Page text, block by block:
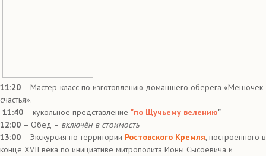
11:20 – Мастер-класс по изготовлению домашнего оберега «Мешочек
счастья».
11:40 – кукольное представление "по Щучьему велению"
12:00 – Обед – включён в стоимость
13:00 – Экскурсия по территории Ростовского Кремля, построенного в
конце XVII века по инициативе митрополита Ионы Сысоевича и